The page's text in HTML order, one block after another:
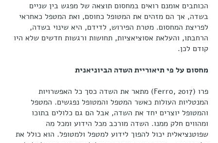
הכותבים אומנם רואים במחסום תוצאה של מפגש בין שניים
בשדה, אך הם מזהים את המטופל כחוסם, ואת המטפל כאחראי
לפריצת המחסום. מטרת הפירוש, לדידם, היא שינוי בשדה,
הרחבתו, והעלאת אסוציאציות, תחושות ורגשות חדשים שלא היו
קודם לכן.
מחסום על פי תיאוריית השדה הביוניאנית
פרו (Ferro, 2017) מתאר את השדה כסך כל האפשרויות
המנטליות העולות כאשר המטפל והמטופל נפגשים. המטפל
והמטופל יוצרים יחד את השדה, אבל הם גם כלולים בתוכו
ומהווים חלק ממנו. השדה מורכב מכל הידוע ומכל מה
שפוטנציאלית יכול להפוך לידוע למטפל ולמטופל. הוא כולל את